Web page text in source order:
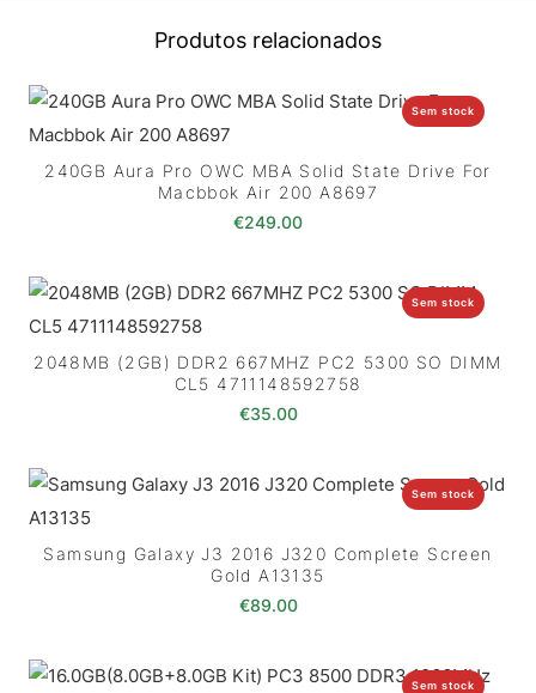
Produtos relacionados
Sem stock
240GB Aura Pro OWC MBA Solid State Drive For
Macbbok Air 200 A8697
€249.00
Sem stock
2048MB (2GB) DDR2 667MHZ PC2 5300 SO DIMM
CL5 4711148592758
€35.00
Sem stock
Samsung Galaxy J3 2016 J320 Complete Screen
Gold A13135
€89.00
Sem stock